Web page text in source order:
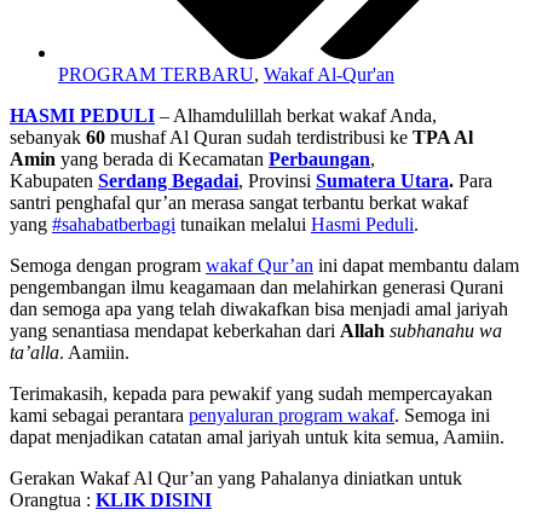
PROGRAM TERBARU, Wakaf Al-Qur'an
HASMI PEDULI – Alhamdulillah berkat wakaf Anda,
sebanyak 60 mushaf Al Quran sudah terdistribusi ke TPA Al
Amin yang berada di Kecamatan Perbaungan,
Kabupaten Serdang Begadai, Provinsi Sumatera Utara. Para
santri penghafal qur’an merasa sangat terbantu berkat wakaf
yang #sahabatberbagi tunaikan melalui Hasmi Peduli.
Semoga dengan program wakaf Qur’an ini dapat membantu dalam
pengembangan ilmu keagamaan dan melahirkan generasi Qurani
dan semoga apa yang telah diwakafkan bisa menjadi amal jariyah
yang senantiasa mendapat keberkahan dari Allah subhanahu wa
ta’alla. Aamiin.
Terimakasih, kepada para pewakif yang sudah mempercayakan
kami sebagai perantara penyaluran program wakaf. Semoga ini
dapat menjadikan catatan amal jariyah untuk kita semua, Aamiin.
Gerakan Wakaf Al Qur’an yang Pahalanya diniatkan untuk
Orangtua : KLIK DISINI